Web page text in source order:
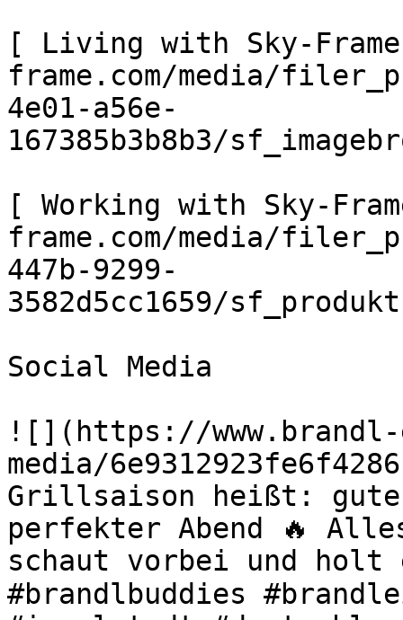
[ Living with Sky-
frame.com/media/
4e01-a56e-
167385b3b8b3/
[ Working with Sky-
frame.com/media/
447b-9299-
3582d5cc1659/
Social Media
![](https://
media/
Grillsaison heißt:
perfekter Abend 🔥
schaut vorbei und holt
#brandlbuddies